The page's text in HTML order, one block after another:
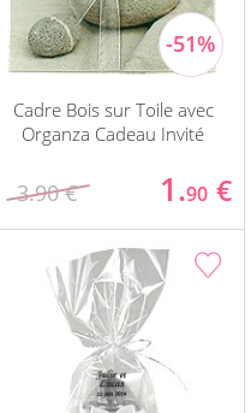
Cadre Bois sur Toile avec
Organza Cadeau Invité
3.90 € 1.90 €